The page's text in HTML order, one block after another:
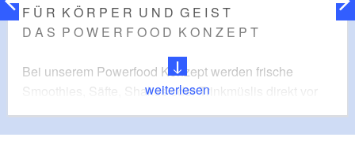
F Ü R K Ö R P E R U N D G E I S T
D A S P O W E R F O O D K O N Z E P T
Bei unserem Powerfood Konzept werden frische
Smoothies, Säfte, Shakes oder Trinkmüslis direkt vor
Ort nach Wunsch der Gäste zusammengestellt und
gemixt. Das Angebot an Powerfood wird erweitert
weiterlesen